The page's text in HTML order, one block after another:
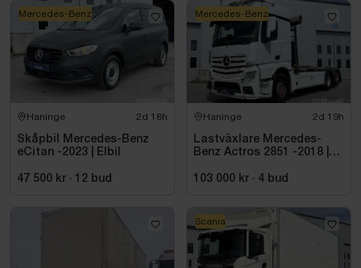
Haninge 2d 18h
Skåpbil Mercedes-Benz
eCitan -2023 | Elbil
47 500 kr · 12 bud
Mercedes-Benz
Haninge 2d 19h
Lastväxlare Mercedes-
Benz Actros 2851 -2018 |
103 000 kr · 4 bud
Mercedes-Benz
Scania